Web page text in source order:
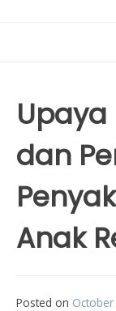
dan
Anak
Posted on